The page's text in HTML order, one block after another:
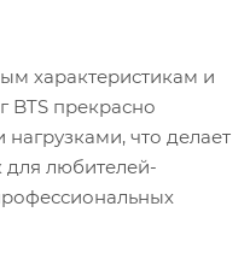
характеристикам и
BTS прекрасно
что делает
любителей-